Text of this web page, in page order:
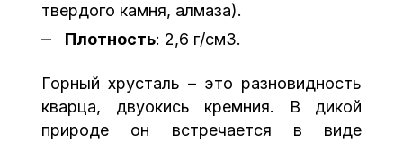
твердого камня, алмаза).
Плотность: 2,6 г/cм3.
Горный хрусталь – это разновидность
кварца, двуокись кремния. В дикой
природе он встречается в виде